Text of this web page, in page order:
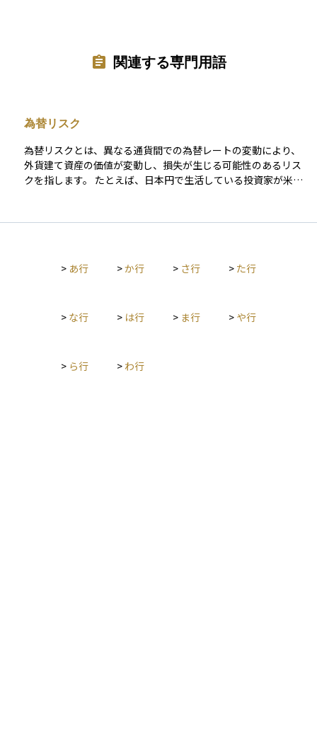
関連する専門用語
為替リスク
為替リスクとは、異なる通貨間での為替レートの変動により、
外貨建て資産の価値が変動し、損失が生じる可能性のあるリス
クを指します。 たとえば、日本円で生活している投資家が米ド
変わらなくても、円高が進むと、日本円に換算した際の資産価
クは、外国株式、外貨建て債券、海外不動産、グローバルファ
通貨や地域に分散して投資する、長期的な視点で資産を保有す
> あ行 >か行 > さ行 > た行
> な行 > は行 > ま行 > や行
> ら行 > わ行